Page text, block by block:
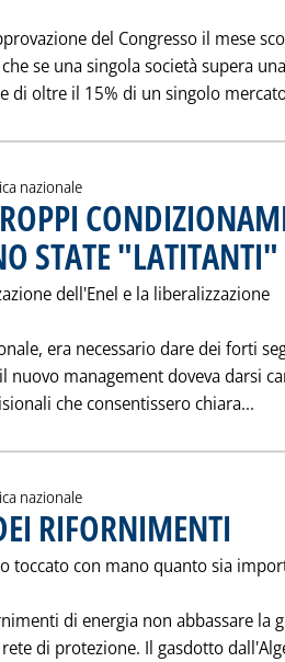
del Congresso il mese
se una singola società supera una
di oltre il 15% di un singolo
nazionale
STATE "LATITANTI"
dell'Enel e la liberalizzazione
era necessario dare dei forti
management doveva darsi
che consentissero chiara...
nazionale
RIFORNIMENTI
toccato con mano quanto sia
di energia non abbassare la
di protezione. Il gasdotto